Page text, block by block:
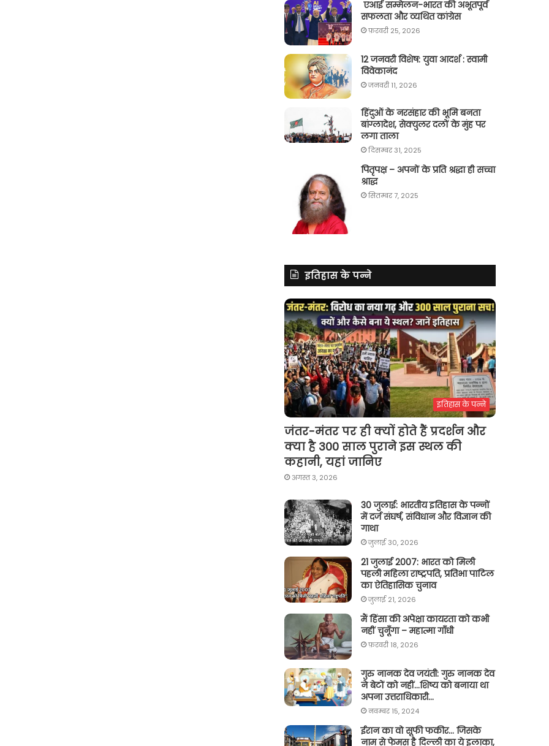
एआई सम्मेलन-भारत की अभूतपूर्व
सफलता और व्यथित कांग्रेस
फ़रवरी 25, 2026
12 जनवरी विशेष: युवा आदर्श : स्वामी
विवेकानंद
जनवरी 11, 2026
हिंदुओं के नरसंहार की भूमि बनता
बांग्लादेश, सेक्युलर दलों के मुंह पर
लगा ताला
दिसम्बर 31, 2025
पितृपक्ष – अपनों के प्रति श्रद्धा ही सच्चा
श्राद्ध
सितम्बर 7, 2025
इतिहास के पन्ने
इतिहास के पन्ने
जंतर-मंतर पर ही क्यों होते हैं प्रदर्शन और
क्या है 300 साल पुराने इस स्थल की
कहानी, यहां जानिए
अगस्त 3, 2026
30 जुलाई: भारतीय इतिहास के पन्नों
में दर्ज संघर्ष, संविधान और विज्ञान की
गाथा
जुलाई 30, 2026
21 जुलाई 2007: भारत को मिली
पहली महिला राष्ट्रपति, प्रतिभा पाटिल
का ऐतिहासिक चुनाव
जुलाई 21, 2026
मैं हिंसा की अपेक्षा कायरता को कभी
नहीं चुनूँगा – महात्मा गाँधी
फ़रवरी 18, 2026
गुरु नानक देव जयंती: गुरु नानक देव
ने बेटों को नहीं…शिष्य को बनाया था
अपना उत्तराधिकारी…
नवम्बर 15, 2024
ईरान का वो सूफी फकीर… जिसके
नाम से फेमस है दिल्ली का ये इलाका,